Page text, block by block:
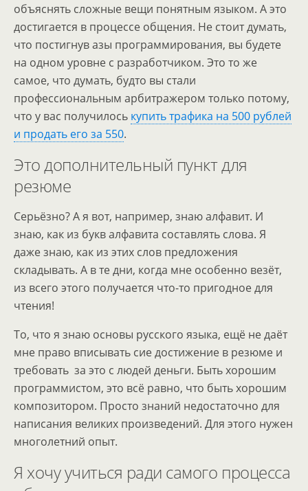
объяснять сложные вещи понятным языком. А это
достигается в процессе общения. Не стоит думать,
что постигнув азы программирования, вы будете
на одном уровне с разработчиком. Это то же
самое, что думать, будто вы стали
профессиональным арбитражером только потому,
что у вас получилось купить трафика на 500 рублей
и продать его за 550.
Это дополнительный пункт для
резюме
Серьёзно? А я вот, например, знаю алфавит. И
знаю, как из букв алфавита составлять слова. Я
даже знаю, как из этих слов предложения
складывать. А в те дни, когда мне особенно везёт,
из всего этого получается что-то пригодное для
чтения!
То, что я знаю основы русского языка, ещё не даёт
мне право вписывать сие достижение в резюме и
требовать за это с людей деньги. Быть хорошим
программистом, это всё равно, что быть хорошим
композитором. Просто знаний недостаточно для
написания великих произведений. Для этого нужен
многолетний опыт.
Я хочу учиться ради самого процесса